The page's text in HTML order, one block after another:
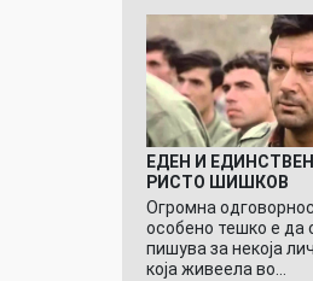
ЕДЕН И
РИСТО ШИШКОВ
Огромна
особено тешко е да
пишува за некоја
која живеела во…